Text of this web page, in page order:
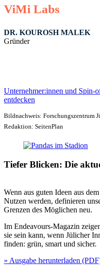
ViMi Labs
DR. KOUROSH MALEK
Gründer
Unternehmer:innen und Spin-
entdecken
Bildnachweis: Forschungszentrum
Redaktion: SeitenPlan
Tiefer Blicken: Die
Wenn aus guten Ideen aus
Nutzen werden, definieren
Grenzen des Möglichen neu.
Im Endeavours-Magazin
sie sein kann, wenn Jülicher
finden: grün, smart und sicher.
» Ausgabe herunterladen